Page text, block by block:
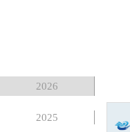
2026
2025